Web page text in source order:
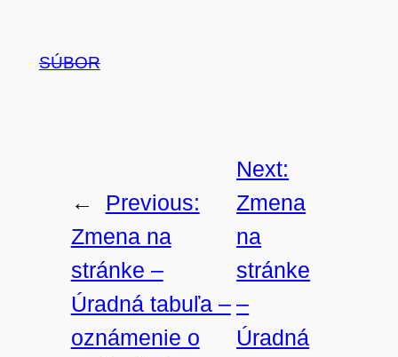
SÚBOR
←
Previous:
Zmena na
stránke –
Úradná tabuľa –
oznámenie o
Next:
Zmena
na
stránke
–
Úradná